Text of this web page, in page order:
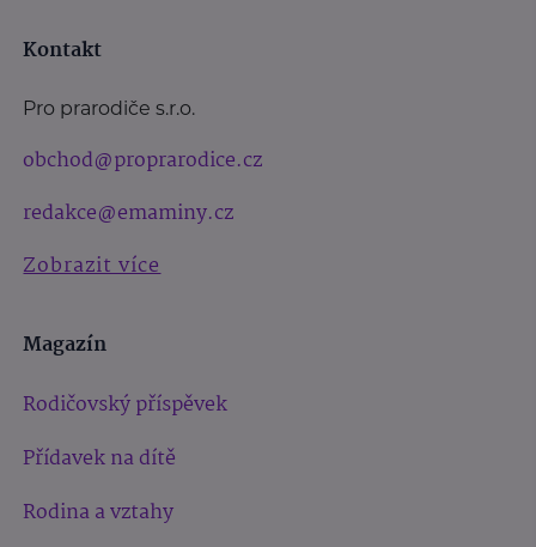
Kontakt
Pro prarodiče s.r.o.
obchod@proprarodice.cz
redakce@emaminy.cz
Zobrazit více
Magazín
Rodičovský příspěvek
Přídavek na dítě
Rodina a vztahy